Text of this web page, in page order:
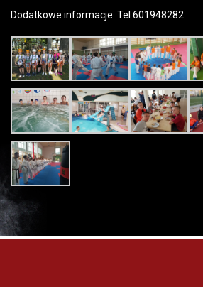
Dodatkowe informacje: Tel 601948282